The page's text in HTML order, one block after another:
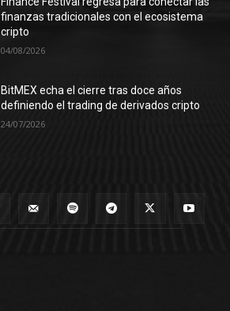
finanzas tradicionales con el ecosistema
cripto
04/08/2026
BitMEX echa el cierre tras doce años
definiendo el trading de derivados cripto
24/07/2026